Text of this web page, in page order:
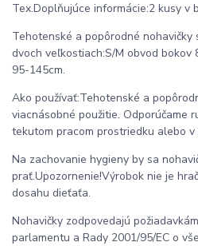
Tex.Doplňujúce informácie:2 kusy v
Tehotenské a popôrodné
dvoch veľkostiach:S/M obvod bokov
95-145cm.
Ako používať:Tehotenské a
viacnásobné použitie. Odporúčame
tekutom pracom prostriedku alebo
Na zachovanie hygieny by sa
prať.Upozornenie!Výrobok nie je
dosahu dieťaťa.
Nohavičky zodpovedajú
parlamentu a Rady 2001/95/EC o